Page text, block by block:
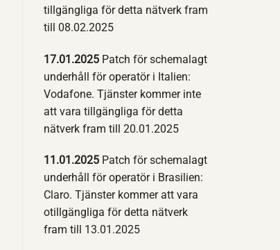
tillgängliga för detta nätverk fram
till 08.02.2025
17.01.2025 Patch för schemalagt
underhåll för operatör i Italien:
Vodafone. Tjänster kommer inte
att vara tillgängliga för detta
nätverk fram till 20.01.2025
11.01.2025 Patch för schemalagt
underhåll för operatör i Brasilien:
Claro. Tjänster kommer att vara
otillgängliga för detta nätverk
fram till 13.01.2025